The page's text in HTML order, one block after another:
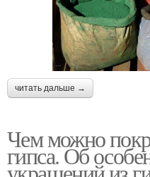
читать дальше →
Чем можно
гипса. Об